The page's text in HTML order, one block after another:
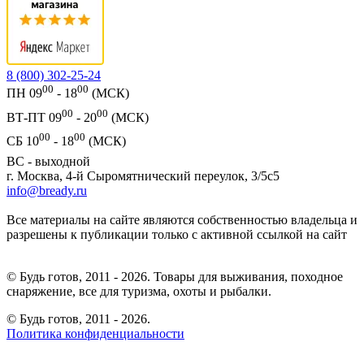
8 (800) 302-25-24
ПН 0900 - 1800 (МСК)
ВТ-ПТ 0900 - 2000 (МСК)
СБ 1000 - 1800 (МСК)
ВС - выходной
г. Москва, 4-й Сыромятнический переулок, 3/5с5
info@bready.ru
Все материалы на сайте являются собственностью владельца и
разрешены к публикации только с активной ссылкой на сайт
© Будь готов, 2011 - 2026. Товары для выживания, походное
снаряжение, все для туризма, охоты и рыбалки.
© Будь готов, 2011 - 2026.
Политика конфиденциальности